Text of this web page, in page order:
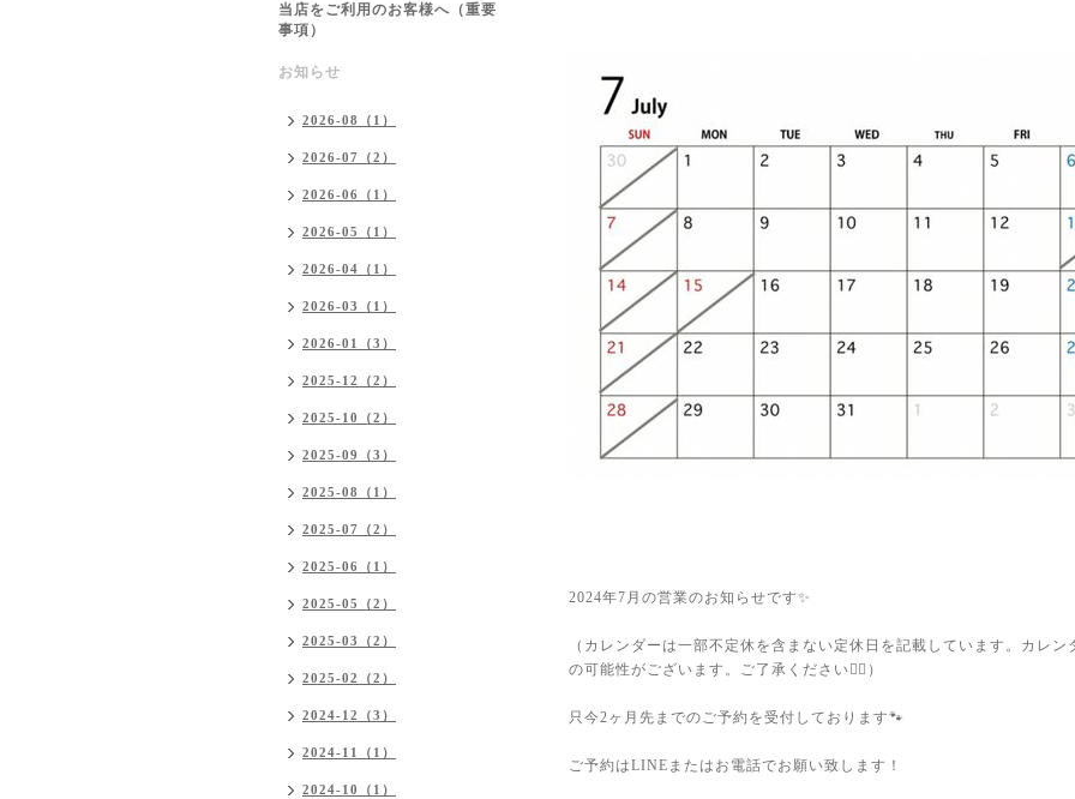
2024年7月の営業のお知らせです✨
（カレンダーは一部不定休を含まない定休日を記載しています。カレ
の可能性がございます。ご了承ください🙇‍♀️）
只今2ヶ月先までのご予約を受付しております🐾
ご予約はLINEまたはお電話でお願い致します！
当店をご利用のお客様へ（重要
事項）
お知らせ
2026-08（1）
2026-07（2）
2026-06（1）
2026-05（1）
2026-04（1）
2026-03（1）
2026-01（3）
2025-12（2）
2025-10（2）
2025-09（3）
2025-08（1）
2025-07（2）
2025-06（1）
2025-05（2）
2025-03（2）
2025-02（2）
2024-12（3）
2024-11（1）
2024-10（1）